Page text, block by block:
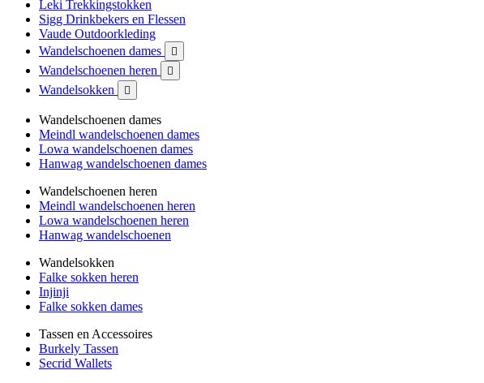
Leki Trekkingstokken
Sigg Drinkbekers en Flessen
Vaude Outdoorkleding
Wandelschoenen dames

Wandelschoenen heren 
Wandelsokken 
Wandelschoenen dames
Meindl wandelschoenen dames
Lowa wandelschoenen dames
Hanwag wandelschoenen dames
Wandelschoenen heren
Meindl wandelschoenen heren
Lowa wandelschoenen heren
Hanwag wandelschoenen
Wandelsokken
Falke sokken heren
Injinji
Falke sokken dames
Tassen en Accessoires
Burkely Tassen
Secrid Wallets